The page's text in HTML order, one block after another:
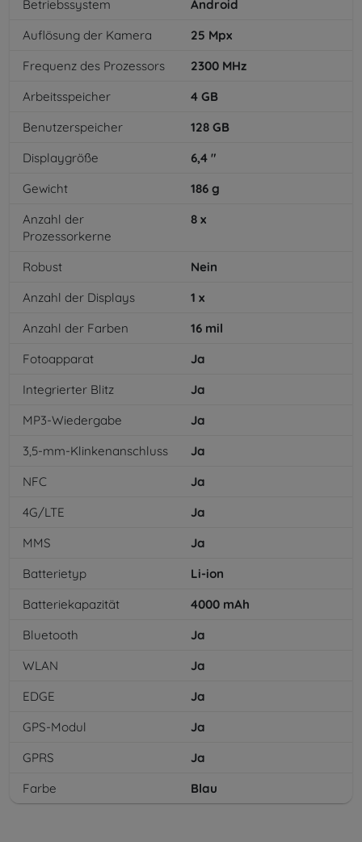
Betriebssystem
Android
Auflösung der Kamera
25 Mpx
Frequenz des Prozessors
2300 MHz
Arbeitsspeicher
4 GB
Benutzerspeicher
128 GB
Displaygröße
6,4 "
Gewicht
186 g
Anzahl der
Prozessorkerne
8 x
Robust
Nein
Anzahl der Displays
1 x
Anzahl der Farben
16 mil
Fotoapparat
Ja
Integrierter Blitz
Ja
MP3-Wiedergabe
Ja
3,5-mm-Klinkenanschluss
Ja
NFC
Ja
4G/LTE
Ja
MMS
Ja
Batterietyp
Li-ion
Batteriekapazität
4000 mAh
Bluetooth
Ja
WLAN
Ja
EDGE
Ja
GPS-Modul
Ja
GPRS
Ja
Farbe
Blau